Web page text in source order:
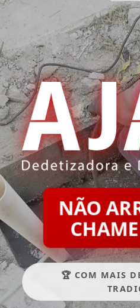
NÃO
🏆 COM MAIS